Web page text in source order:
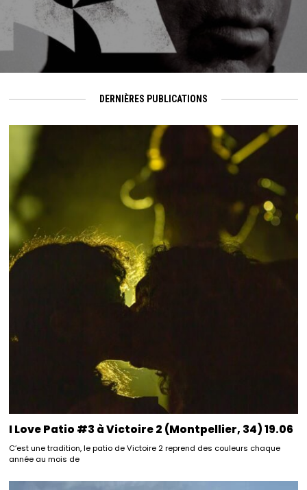
DERNIÈRES PUBLICATIONS
I Love Patio #3 à Victoire 2 (Montpellier, 34) 19.06
C’est une tradition, le patio de Victoire 2 reprend des couleurs chaque
année au mois de